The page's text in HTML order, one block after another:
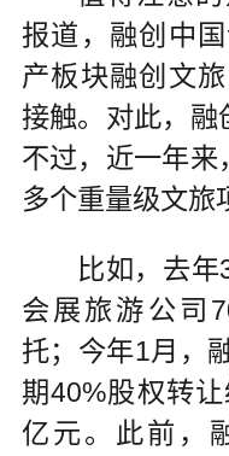
报道，融创中
产板块融创文
接触。对此，融
不过，近一年来
多个重量级文旅
比如，去
会展旅游公司
托；今年1月，
期40%股权转
亿元。此前，